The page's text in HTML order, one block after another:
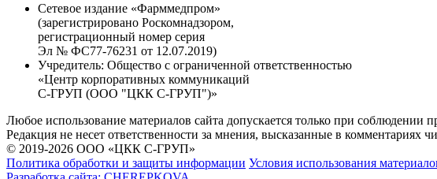
Сетевое издание «Фарммедпром»
(зарегистрировано Роскомнадзором,
регистрационный номер серия
Эл № ФС77-76231 от 12.07.2019)
Учредитель: Общество с ограниченной ответственностью
«Центр корпоративных коммуникаций
С-ГРУП (ООО "ЦКК С-ГРУП")»
Любое использование материалов сайта допускается только при
Редакция не несет ответственности за мнения, высказанные в комментариях
© 2019-2026 ООО «ЦКК С-ГРУП»
Политика обработки и защиты информации Условия использования